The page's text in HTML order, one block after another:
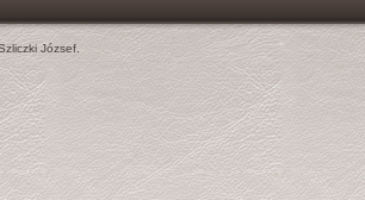
József.